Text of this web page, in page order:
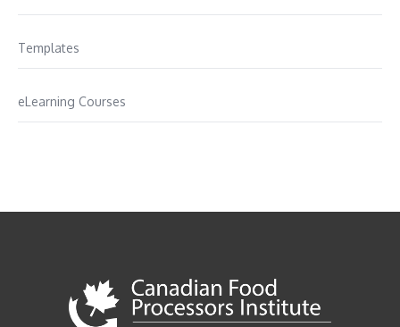
Templates
eLearning Courses